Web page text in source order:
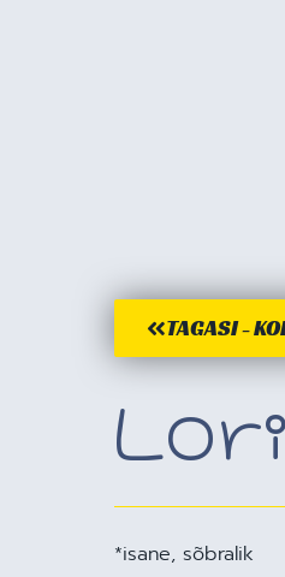
TAGASI -
*isane, sõbralik